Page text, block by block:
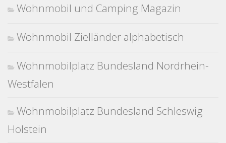
Wohnmobil und Camping Magazin
Wohnmobil Zielländer alphabetisch
Wohnmobilplatz Bundesland Nordrhein-
Westfalen
Wohnmobilplatz Bundesland Schleswig
Holstein